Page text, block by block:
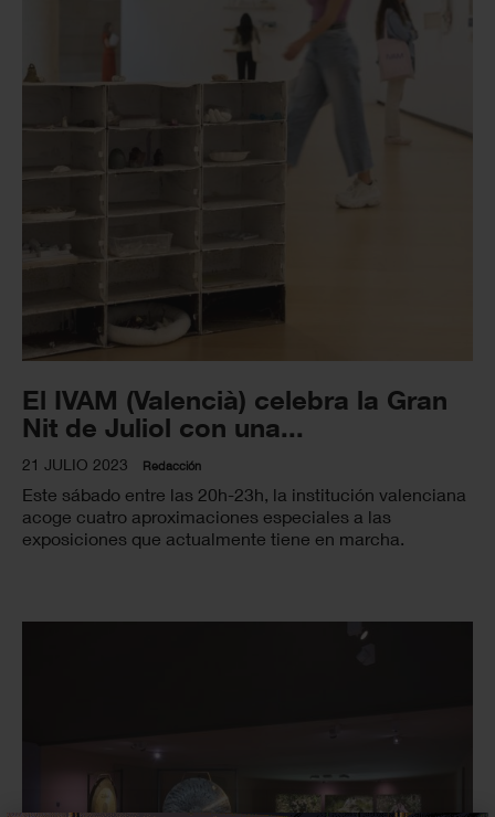
El IVAM (Valencià) celebra la Gran
Nit de Juliol con una...
21 JULIO 2023 Redacción
Este sábado entre las 20h-23h, la institución valenciana
acoge cuatro aproximaciones especiales a las
exposiciones que actualmente tiene en marcha.